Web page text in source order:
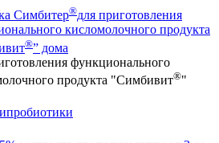
Симбитер®для приготовления
кисломолочного продукта
®” дома
функционального
продукта "Симбивит®"